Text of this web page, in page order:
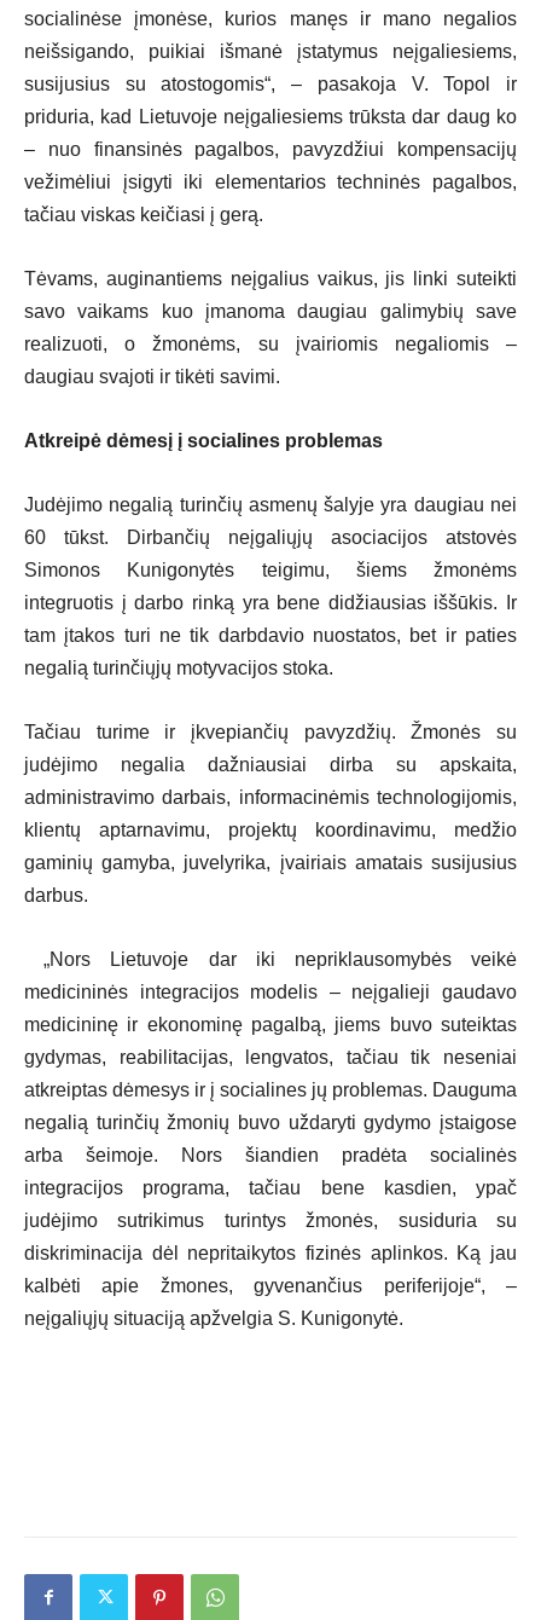
socialinėse įmonėse, kurios manęs ir mano negalios
neišsigando, puikiai išmanė įstatymus neįgaliesiems,
susijusius su atostogomis“, – pasakoja V. Topol ir
priduria, kad Lietuvoje neįgaliesiems trūksta dar daug ko
– nuo finansinės pagalbos, pavyzdžiui kompensacijų
vežimėliui įsigyti iki elementarios techninės pagalbos,
tačiau viskas keičiasi į gerą.
Tėvams, auginantiems neįgalius vaikus, jis linki suteikti
savo vaikams kuo įmanoma daugiau galimybių save
realizuoti, o žmonėms, su įvairiomis negaliomis –
daugiau svajoti ir tikėti savimi.
Atkreipė dėmesį į socialines problemas
Judėjimo negalią turinčių asmenų šalyje yra daugiau nei
60 tūkst. Dirbančių neįgaliųjų asociacijos atstovės
Simonos Kunigonytės teigimu, šiems žmonėms
integruotis į darbo rinką yra bene didžiausias iššūkis. Ir
tam įtakos turi ne tik darbdavio nuostatos, bet ir paties
negalią turinčiųjų motyvacijos stoka.
Tačiau turime ir įkvepiančių pavyzdžių. Žmonės su
judėjimo negalia dažniausiai dirba su apskaita,
administravimo darbais, informacinėmis technologijomis,
klientų aptarnavimu, projektų koordinavimu, medžio
gaminių gamyba, juvelyrika, įvairiais amatais susijusius
darbus.
„Nors Lietuvoje dar iki nepriklausomybės veikė
medicininės integracijos modelis – neįgalieji gaudavo
medicininę ir ekonominę pagalbą, jiems buvo suteiktas
gydymas, reabilitacijas, lengvatos, tačiau tik neseniai
atkreiptas dėmesys ir į socialines jų problemas. Dauguma
negalią turinčių žmonių buvo uždaryti gydymo įstaigose
arba šeimoje. Nors šiandien pradėta socialinės
integracijos programa, tačiau bene kasdien, ypač
judėjimo sutrikimus turintys žmonės, susiduria su
diskriminacija dėl nepritaikytos fizinės aplinkos. Ką jau
kalbėti apie žmones, gyvenančius periferijoje“, –
neįgaliųjų situaciją apžvelgia S. Kunigonytė.